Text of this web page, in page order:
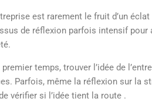
est rarement le fruit d’un
de réflexion parfois intensif
temps, trouver l’idée de
Parfois, même la réflexion sur la
vérifier si l’idée tient la route .